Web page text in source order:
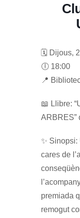
🗓 Dijous,
🕕 18:00
📍
📖 Llibre:
ARBRES”
✨
cares de
premiada
remogut